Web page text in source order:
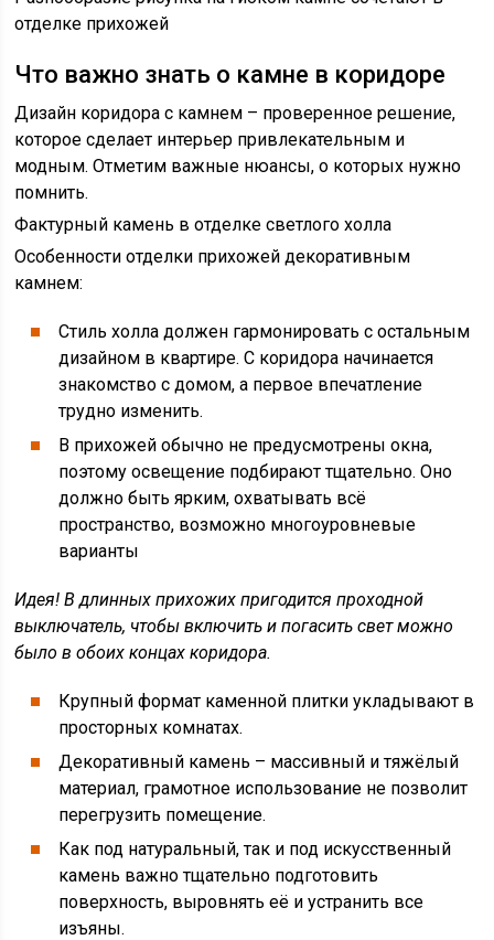
отделке прихожей
Что важно знать о камне в коридоре
Дизайн коридора с камнем – проверенное решение,
которое сделает интерьер привлекательным и
модным. Отметим важные нюансы, о которых нужно
помнить.
Фактурный камень в отделке светлого холла
Особенности отделки прихожей декоративным
камнем:
Стиль холла должен гармонировать с остальным
дизайном в квартире. С коридора начинается
знакомство с домом, а первое впечатление
трудно изменить.
В прихожей обычно не предусмотрены окна,
поэтому освещение подбирают тщательно. Оно
должно быть ярким, охватывать всё
пространство, возможно многоуровневые
варианты
Идея! В длинных прихожих пригодится проходной
выключатель, чтобы включить и погасить свет можно
было в обоих концах коридора.
Крупный формат каменной плитки укладывают в
просторных комнатах.
Декоративный камень – массивный и тяжёлый
материал, грамотное использование не позволит
перегрузить помещение.
Как под натуральный, так и под искусственный
камень важно тщательно подготовить
поверхность, выровнять её и устранить все
изъяны.